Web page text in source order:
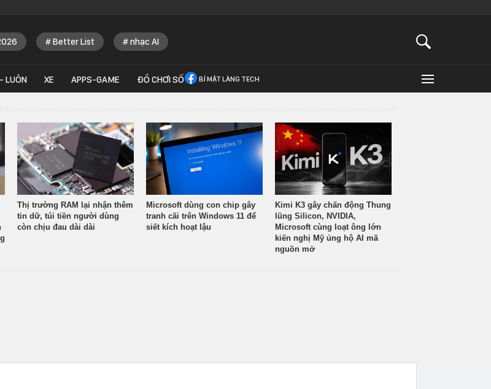
Better List nhạc AI
LUÔN XE APPS-GAME ĐỒ CHƠI SỐ BÍ MẬT LÀNG TECH
Thị trường RAM lại nhận thêm
tin dữ, túi tiền người dùng
còn chịu đau dài dài
Microsoft dùng con chip gây
tranh cãi trên Windows 11 để
siết kích hoạt lậu
Kimi K3 gây chấn động Thung
lũng Silicon, NVIDIA,
Microsoft cùng loạt ông lớn
kiến nghị Mỹ ủng hộ AI mã
nguồn mở